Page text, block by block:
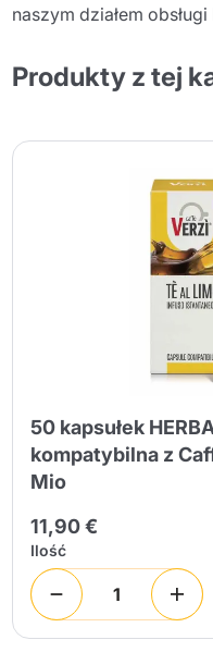
naszym działem
Produkty z tej
50 kapsułek
kompatybilna z
Mio
11,90 €
Ilość